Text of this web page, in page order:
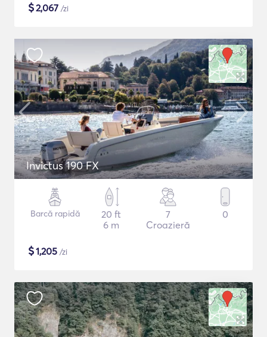
$2,067 /zi
Invictus 190 FX
Barcă rapidă
20 ft
6 m
7
Croazieră
0
$1,205 /zi